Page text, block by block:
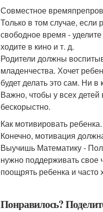
Совместное
Только в том случае, если
свободное время -
ходите в кино и т. д.
Родители должны
младенчества. Хочет
будет делать это сам. Ни в
Важно, чтобы у всех
бескорыстно.
Как мотивировать ребенка.
Конечно, мотивация
Выучишь Математику -
нужно поддерживать свое
поощрять ребенка и часто
Понравилось?